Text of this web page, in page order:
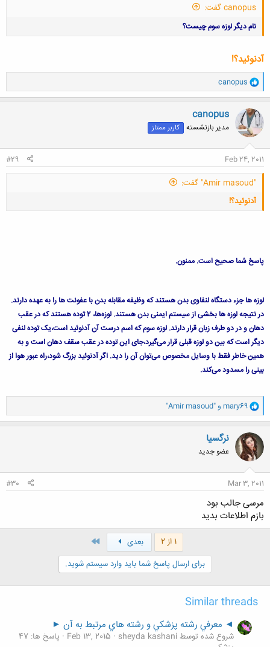
canopus گفت:
نام دیگر لوزه سوم چیست؟
آدنوئید؟!
و
ا
ک
ن
ش
ه
ا
canopus
canopus
مدیر بازنشسته کاربر ممتاز
Feb 24, 2011
#29
"Amir masoud" گفت:
آدنوئید؟!
پاسخ شما صحیح است. ممنون.
لوزه‌ ها جزء دستگاه لنفاوی بدن هستند كه وظیفه مقابله بدن با عفونت‌ ها را به ‌عهده دارند.
در نتیجه لوزه‌ ها بخشی از سیستم ایمنی بدن هستند. لوزه‌ها، 2 توده هستند كه در عقب
دهان و در دو طرف زبان قرار دارند. لوزه سوم كه اسم درست آن آدنوئید است،یک توده لنفی
دیگر است كه بین دو لوزه قبلی قرار می‌گیرد،جای این توده در عقب سقف دهان است و به
همین خاطر فقط با وسایل مخصوص می‌توان آن را دید. اگر آدنوئید بزرگ شود،راه عبور هوا از
بینی را مسدود می‌كند.
و
ا
ک
ن
ش
ه
ا
mary69 و"Amir masoud"
نرگسیا
عضو جدید
Mar 3, 2011
#30
مرسی جالب بود
بازم اطلاعات بدید
1 از 2 بعدی
برای ارسال پاسخ شما باید وارد سیستم شوید.
Similar threads
◄ معرفي رشته پزشكي و رشته هاي مرتبط به آن ►
شروع شده توسط sheyda kashani Feb 13, 2015
پاسخ ها: 47